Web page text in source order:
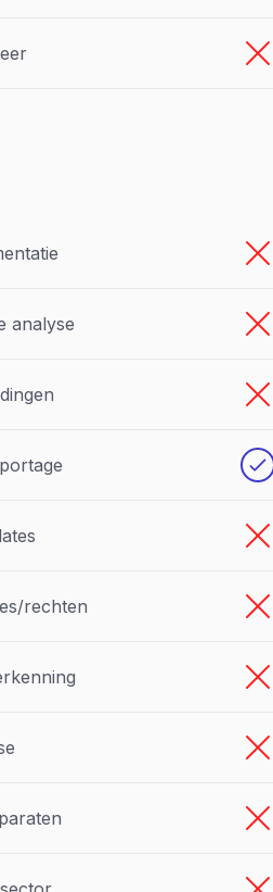
analyse
rechten